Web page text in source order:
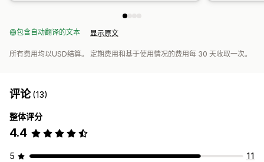
包含自动翻译的文本 显示原文
所有费用均以USD结算。 定期费用和基于使用情况的费用每 30 天收取一次。
评论(13)
整体评分
4.4
5
11